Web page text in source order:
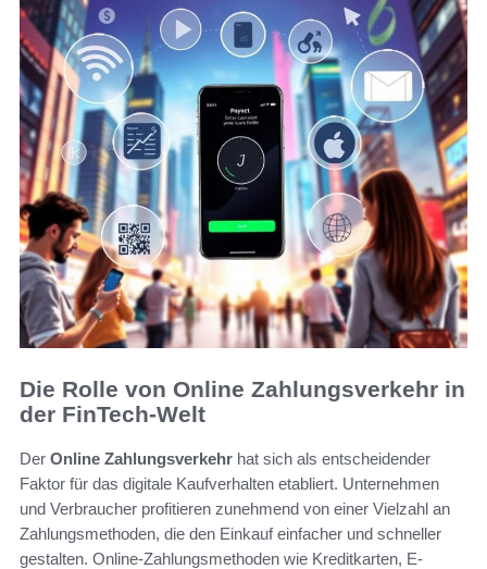
Die Rolle von Online Zahlungsverkehr in
der FinTech-Welt
Der Online Zahlungsverkehr hat sich als entscheidender
Faktor für das digitale Kaufverhalten etabliert. Unternehmen
und Verbraucher profitieren zunehmend von einer Vielzahl an
Zahlungsmethoden, die den Einkauf einfacher und schneller
gestalten. Online-Zahlungsmethoden wie Kreditkarten, E-